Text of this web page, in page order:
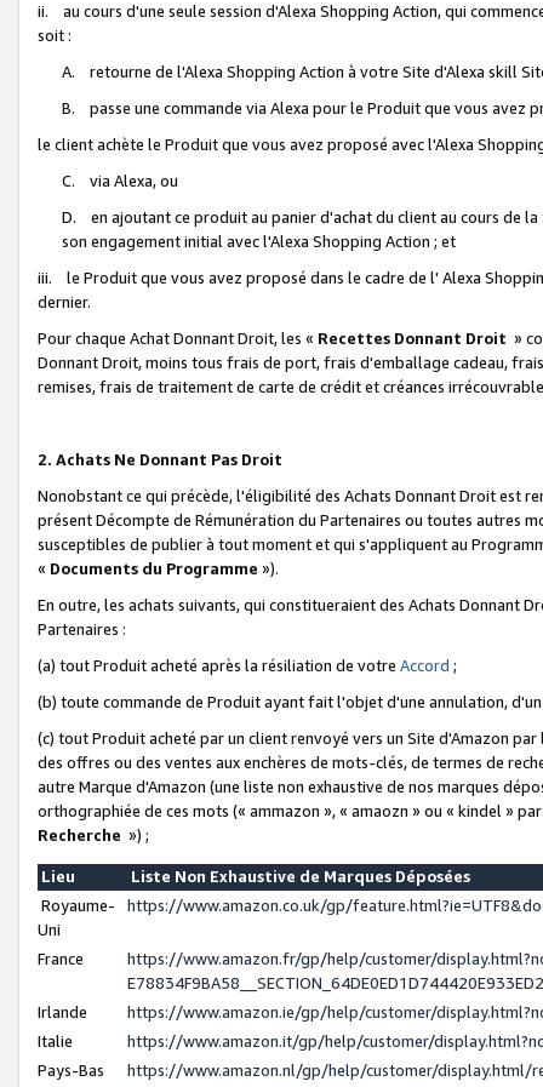
ii. au cours d'une seule session d'Alexa Shopping Action, qui
soit :
A. retourne de l'Alexa Shopping Action à votre Site d'Alexa skill
B. passe une commande via Alexa pour le Produit que vous avez
le client achète le Produit que vous avez proposé avec l'Alexa
C. via Alexa, ou
D. en ajoutant ce produit au panier d'achat du client au cours de
son engagement initial avec l'Alexa Shopping Action ; et
iii. le Produit que vous avez proposé dans le cadre de l' Alexa
dernier.
Pour chaque Achat Donnant Droit, les « Recettes Donnant Droit »
Donnant Droit, moins tous frais de port, frais d'emballage cadeau,
remises, frais de traitement de carte de crédit et créances
2. Achats Ne Donnant Pas Droit
Nonobstant ce qui précède, l'éligibilité des Achats Donnant Droit est
présent Décompte de Rémunération du Partenaires ou toutes autres
susceptibles de publier à tout moment et qui s'appliquent au
« Documents du Programme »).
En outre, les achats suivants, qui constitueraient des Achats Donnant
Partenaires :
(a) tout Produit acheté après la résiliation de votre Accord ;
(b) toute commande de Produit ayant fait l'objet d'une annulation,
(c) tout Produit acheté par un client renvoyé vers un Site d'Amazon
des offres ou des ventes aux enchères de mots-clés, de termes de
autre Marque d'Amazon (une liste non exhaustive de nos marques
orthographiée de ces mots (« ammazon », « amaozn » ou « kindel »
Recherche ») ;
Lieu
Liste Non Exhaustive de Marques Déposées
Royaume-
Uni
https://www.amazon.co.uk/gp/
France
https://www.amazon.fr/gp/help/customer/
Irlande
https://www.amazon.ie/gp/help/customer/
Italie
https://www.amazon.it/gp/help/customer/
Pays-Bas
https://www.amazon.nl/gp/help/customer/display.html/